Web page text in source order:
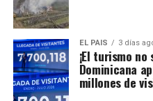
EL PAIS 3 días
¡El turismo
Dominicana
millones de